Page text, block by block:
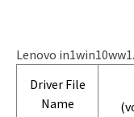
Lenovo
Driver File
Name